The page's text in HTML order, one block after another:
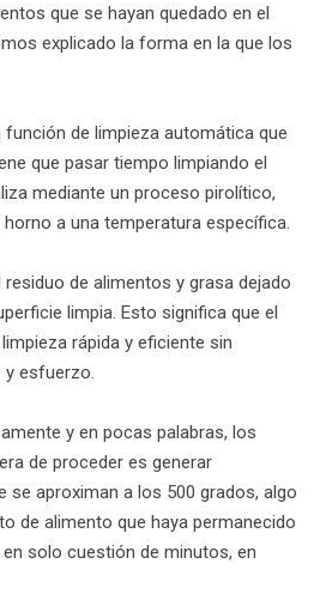
que se hayan quedado en el
explicado la forma en la que los
de limpieza automática que
que pasar tiempo limpiando el
mediante un proceso pirolítico,
a una temperatura específica.
de alimentos y grasa dejado
limpia. Esto significa que el
rápida y eficiente sin
esfuerzo.
y en pocas palabras, los
de proceder es generar
se aproximan a los 500 grados, algo
de alimento que haya permanecido
solo cuestión de minutos, en